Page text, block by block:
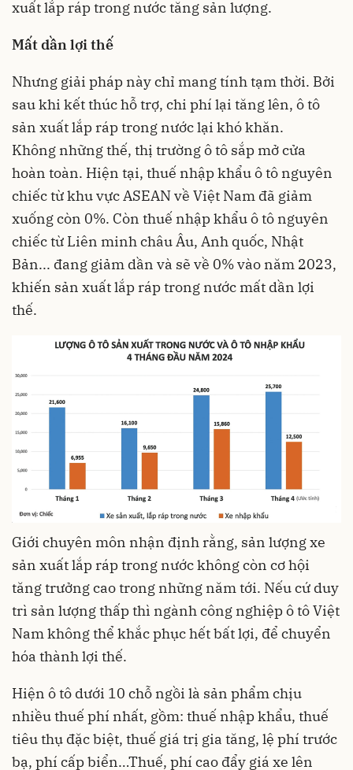
xuất lắp ráp trong nước tăng sản lượng.
Mất dần lợi thế
Nhưng giải pháp này chỉ mang tính tạm thời. Bởi
sau khi kết thúc hỗ trợ, chi phí lại tăng lên, ô tô
sản xuất lắp ráp trong nước lại khó khăn.
Không những thế, thị trường ô tô sắp mở cửa
hoàn toàn. Hiện tại, thuế nhập khẩu ô tô nguyên
chiếc từ khu vực ASEAN về Việt Nam đã giảm
xuống còn 0%. Còn thuế nhập khẩu ô tô nguyên
chiếc từ Liên minh châu Âu, Anh quốc, Nhật
Bản... đang giảm dần và sẽ về 0% vào năm 2023,
khiến sản xuất lắp ráp trong nước mất dần lợi
thế.
Giới chuyên môn nhận định rằng, sản lượng xe
sản xuất lắp ráp trong nước không còn cơ hội
tăng trưởng cao trong những năm tới. Nếu cứ duy
trì sản lượng thấp thì ngànhcông nghiệp ô tôViệt
Nam không thể khắc phục hết bất lợi, để chuyển
hóa thành lợi thế.
Hiện ô tô dưới 10 chỗ ngồi là sản phẩm chịu
nhiều thuế phí nhất, gồm: thuế nhập khẩu, thuế
tiêu thụ đặc biệt, thuế giá trị gia tăng, lệ phí trước
bạ, phí cấp biển…Thuế, phí cao đẩy giá xe lên